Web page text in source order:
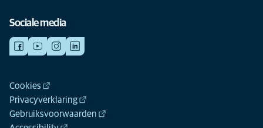
Sociale media
Cookies
Privacyverklaring
Gebruiksvoorwaarden